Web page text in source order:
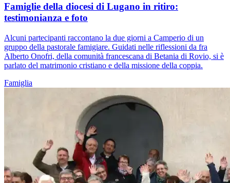
Famiglie della diocesi di Lugano in ritiro:
testimonianza e foto
Alcuni partecipanti raccontano la due giorni a Camperio di un
gruppo della pastorale famigiare. Guidati nelle riflessioni da fra
Alberto Onofri, della comunità francescana di Betania di Rovio, si è
parlato del matrimonio cristiano e della missione della coppia.
Famiglia